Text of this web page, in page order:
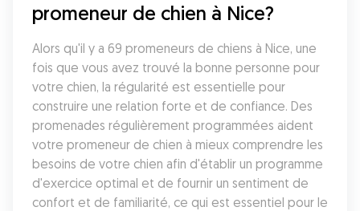
promeneur de chien à Nice?
Alors qu'il y a 69 promeneurs de chiens à Nice, une
fois que vous avez trouvé la bonne personne pour
votre chien, la régularité est essentielle pour
construire une relation forte et de confiance. Des
promenades régulièrement programmées aident
votre promeneur de chien à mieux comprendre les
besoins de votre chien afin d'établir un programme
d'exercice optimal et de fournir un sentiment de
confort et de familiarité, ce qui est essentiel pour le